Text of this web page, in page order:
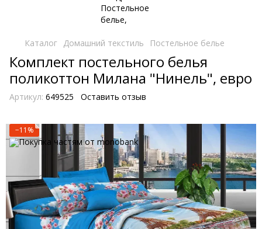
Каталог Домашний текстиль Постельное белье
Комплект постельного белья
поликоттон Милана "Нинель", евро
Артикул: 649525 Оставить отзыв
−11%